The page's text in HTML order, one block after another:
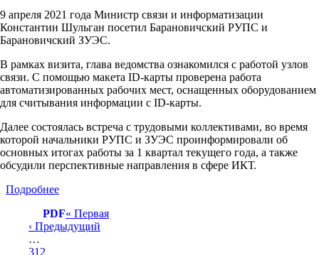
в
Лепеле
выездной
9 апреля 2021 года Министр связи и информатизации
Константин Шульган посетил Барановичский РУПС и
Барановичский ЗУЭС.
В рамках визита, глава ведомства ознакомился с работой узлов
связи. С помощью макета ID-карты проверена работа
автоматизированных рабочих мест, оснащенных оборудованием
для считывания информации с ID-карты.
Далее состоялась встреча с трудовыми коллективами, во время
которой начальники РУПС и ЗУЭС проинформировали об
основных итогах работы за 1 квартал текущего года, а также
обсудили перспективные направления в сфере ИКТ.
Подробнее
Минсвязи
осуществил
PDF
Нумерация
страниц
Первая
страница
« Первая
Предыдущая
страница
‹ Предыдущий
…
Страница
312